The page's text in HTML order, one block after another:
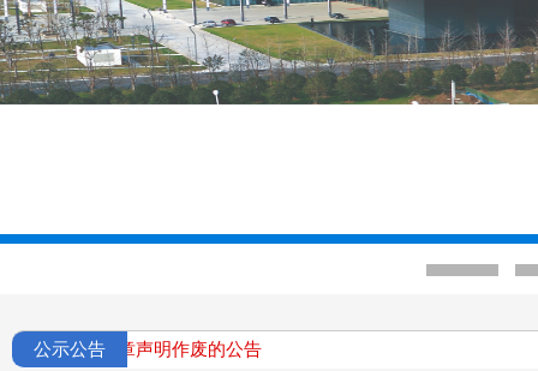
公示公告
部编号印章声明作废的公告